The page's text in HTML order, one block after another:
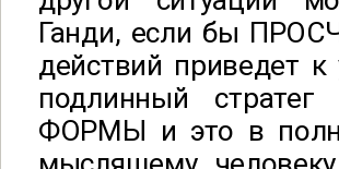
Ганди, если бы
действий приведет
подлинный
ФОРМЫ и это в